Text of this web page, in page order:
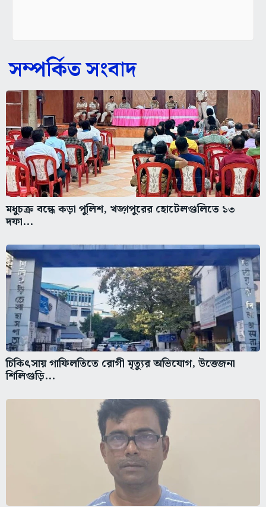
সম্পর্কিত সংবাদ
মধুচক্র বন্ধে কড়া পুলিশ, খড়্গপুরের হোটেলগুলিতে ১৩
দফা...
চিকিৎসায় গাফিলতিতে রোগী মৃত্যুর অভিযোগ, উত্তেজনা
শিলিগুড়ি...